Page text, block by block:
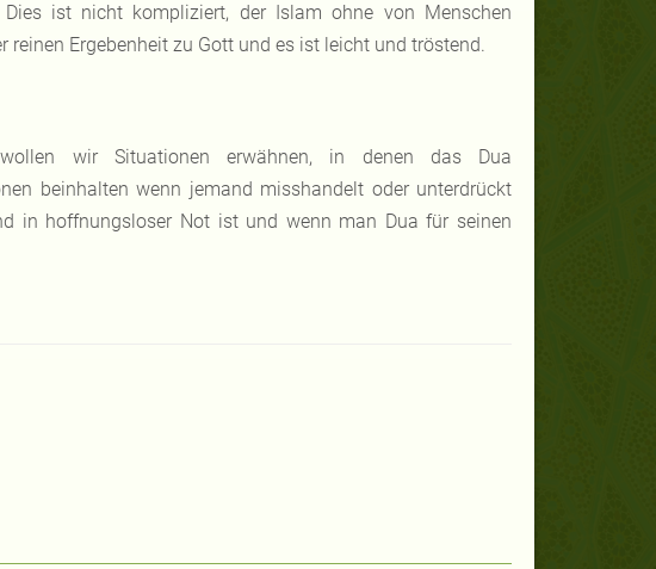
ist nicht kompliziert, der Islam ohne von Menschen
Ergebenheit zu Gott und es ist leicht und tröstend.
wir Situationen erwähnen, in denen das Dua
beinhalten wenn jemand misshandelt oder unterdrückt
in hoffnungsloser Not ist und wenn man Dua für seinen